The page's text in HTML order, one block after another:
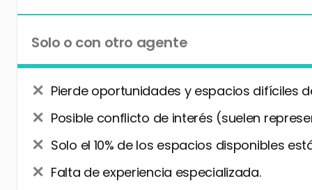
Solo o con otro agente
Pierde oportunidades y espacios difíciles
Posible conflicto de interés (suelen
Solo el 10% de los espacios disponibles
Falta de experiencia especializada.